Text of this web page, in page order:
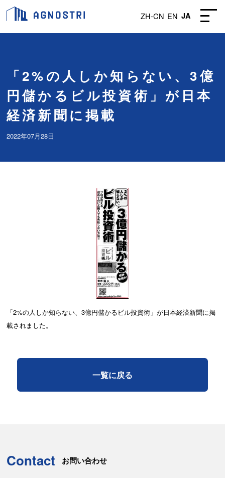
ZH-CN EN JA
「2%の人しか知らない、3億
円儲かるビル投資術」が日本
経済新聞に掲載
2022年07月28日
「2%の人しか知らない、3億円儲かるビル投資術」が日本経済新聞に掲
載されました。
一覧に戻る
Contact お問い合わせ